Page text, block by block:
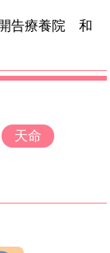
告療養院 和
天命